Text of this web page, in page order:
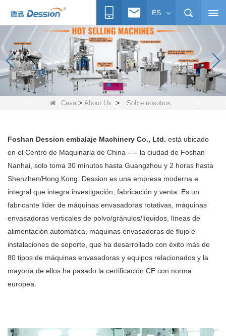
ES
Casa > About Us > Sobre nosotros
Foshan Dession embalaje Machinery Co., Ltd. está ubicado
en el Centro de Maquinaria de China ---- la ciudad de Foshan
Nanhai, solo toma 30 minutos hasta Guangzhou y 2 horas hasta
Shenzhen/Hong Kong. Dession es una empresa moderna e
integral que integra investigación, fabricación y venta. Es un
fabricante líder de máquinas envasadoras rotativas, máquinas
envasadoras verticales de polvo/gránulos/líquidos, líneas de
alimentación automática, máquinas envasadoras de flujo e
instalaciones de soporte, que ha desarrollado con éxito más de
80 tipos de máquinas envasadoras y equipos relacionados y la
mayoría de ellos ha pasado la certificación CE con norma
europea.